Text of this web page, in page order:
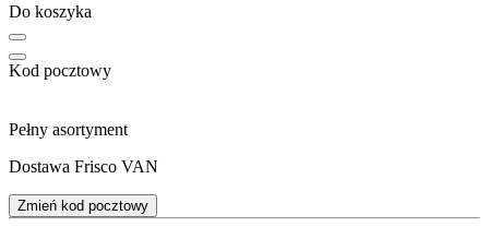
Do koszyka
Kod pocztowy
Pełny asortyment
Dostawa Frisco VAN
Zmień kod pocztowy